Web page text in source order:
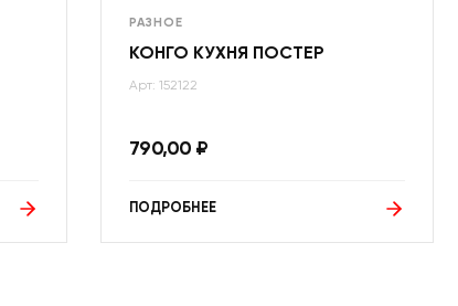
РАЗНОЕ
КОНГО КУХНЯ ПОСТЕР
Арт: 152122
790,00 ₽
ПОДРОБНЕЕ